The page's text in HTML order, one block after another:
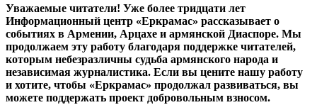
Уважаемые читатели! Уже более тридцати лет
Информационный центр «Еркрамас» рассказывает о
событиях в Армении, Арцахе и армянской Диаспоре. Мы
продолжаем эту работу благодаря поддержке читателей,
которым небезразличны судьба армянского народа и
независимая журналистика. Если вы цените нашу работу
и хотите, чтобы «Еркрамас» продолжал развиваться, вы
можете поддержать проект добровольным взносом.